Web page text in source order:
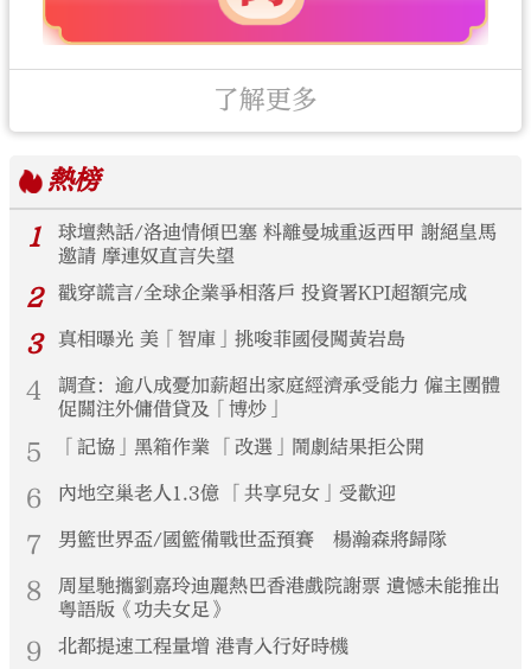
了解更多
熱榜
1
球壇熱話/洛迪情傾巴塞 料離曼城重返西甲 謝絕皇馬
邀請 摩連奴直言失望
2 戳穿謊言/全球企業爭相落戶 投資署KPI超額完成
3 真相曝光 美「智庫」挑唆菲國侵闖黃岩島
4
調查：逾八成憂加薪超出家庭經濟承受能力 僱主團體
促關注外傭借貸及「博炒」
5 「記協」黑箱作業 「改選」鬧劇結果拒公開
6 內地空巢老人1.3億 「共享兒女」受歡迎
7 男籃世界盃/國籃備戰世盃預賽 楊瀚森將歸隊
8
周星馳攜劉嘉玲迪麗熱巴香港戲院謝票 遺憾未能推出
粵語版《功夫女足》
9 北都提速工程量增 港青入行好時機